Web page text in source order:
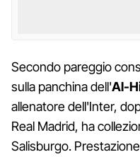
Secondo pareggio
sulla panchina dell'Al-
allenatore dell'Inter,
Real Madrid, ha
Salisburgo.